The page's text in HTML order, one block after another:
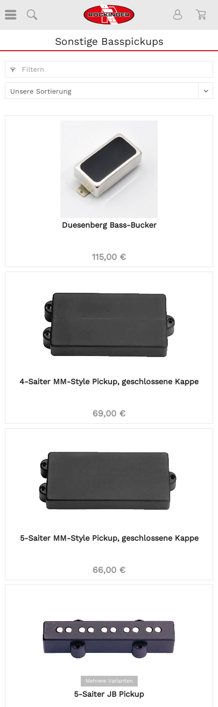
Sonstige Basspickups
Filtern
Duesenberg Bass-Bucker
115,00 €
4-Saiter MM-Style Pickup, geschlossene Kappe
69,00 €
5-Saiter MM-Style Pickup, geschlossene Kappe
66,00 €
Mehrere Varianten
5-Saiter JB Pickup